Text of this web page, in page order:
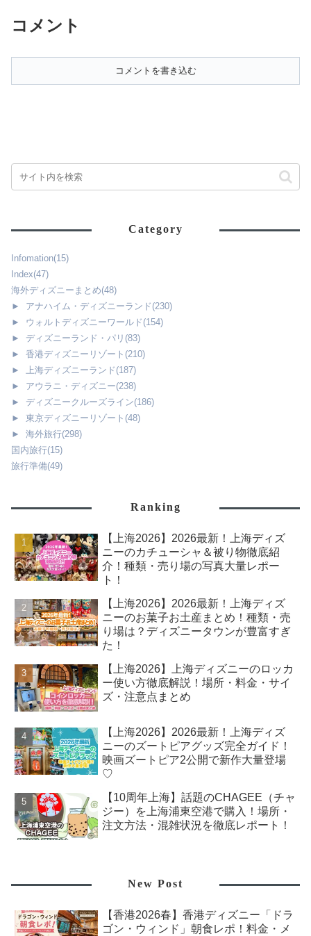
が色々な航空会社があって迷っ
てしまいますよね😭💦 ツアー
コメント
コメントを書き込む
Category
Infomation(15)
Index(47)
海外ディズニーまとめ(48)
►
アナハイム・ディズニーランド (230)
►
ウォルトディズニーワールド (154)
►
ディズニーランド・パリ (83)
►
香港ディズニーリゾート (210)
►
上海ディズニーランド (187)
►
アウラニ・ディズニー(238)
►
ディズニークルーズライン(186)
►
東京ディズニーリゾート (48)
►
海外旅行(298)
国内旅行(15)
旅行準備(49)
Ranking
【上海2026】2026最新！上海ディズ
ニーのカチューシャ＆被り物徹底紹
介！種類・売り場の写真大量レポー
ト！
【上海2026】2026最新！上海ディズ
ニーのお菓子お土産まとめ！種類・売
り場は？ディズニータウンが豊富すぎ
た！
【上海2026】上海ディズニーのロッカ
ー使い方徹底解説！場所・料金・サイ
ズ・注意点まとめ
【上海2026】2026最新！上海ディズ
ニーのズートピアグッズ完全ガイド！
映画ズートピア2公開で新作大量登場
♡
【10周年上海】話題のCHAGEE（チャ
ジー）を上海浦東空港で購入！場所・
注文方法・混雑状況を徹底レポート！
New Post
【香港2026春】香港ディズニー「ドラ
ゴン・ウィンド」朝食レポ！料金・メ